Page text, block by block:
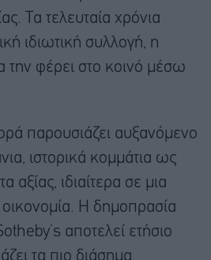
Τα τελευταία χρόνια
ιδιωτική συλλογή, η
την φέρει στο κοινό μέσω
παρουσιάζει αυξανόμενο
ιστορικά κομμάτια ως
ιδιαίτερα σε μια
Η δημοπρασία
αποτελεί ετήσιο
τα πιο διάσημα